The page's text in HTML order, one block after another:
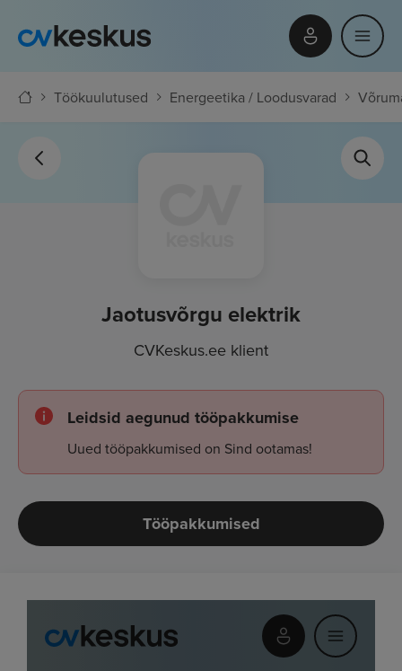
Töökuulutused Energeetika / Loodusvarad
Jaotusvõrgu elektrik
CVKeskus.ee klient
Leidsid aegunud tööpakkumise
Uued tööpakkumised on Sind ootamas!
Tööpakkumised